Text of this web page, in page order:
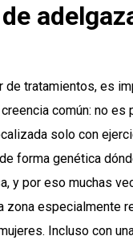
de tratamientos, es
común: no es
solo con
forma genética
y por eso muchas
zona especialmente
Incluso con